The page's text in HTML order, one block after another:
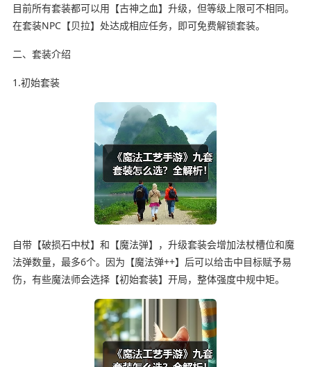
目前所有套装都可以用【古神之血】升级，但等级上限可不相同。
在套装NPC【贝拉】处达成相应任务，即可免费解锁套装。
二、套装介绍
1.初始套装
自带【破损石中杖】和【魔法弹】，升级套装会增加法杖槽位和魔
法弹数量，最多6个。因为【魔法弹++】后可以给击中目标赋予易
伤，有些魔法师会选择【初始套装】开局，整体强度中规中矩。